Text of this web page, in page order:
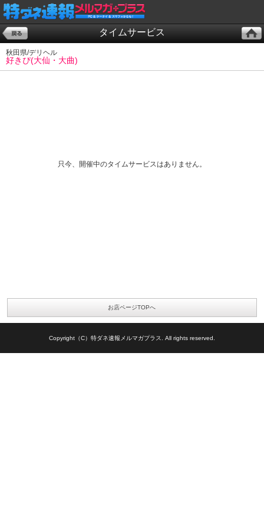
タイムサービス
秋田県/デリヘル
好きぴ(大仙・大曲)
只今、開催中のタイムサービスはありません。
お店ページTOPへ
Copyright（C）特ダネ速報メルマガプラス. All rights reserved.